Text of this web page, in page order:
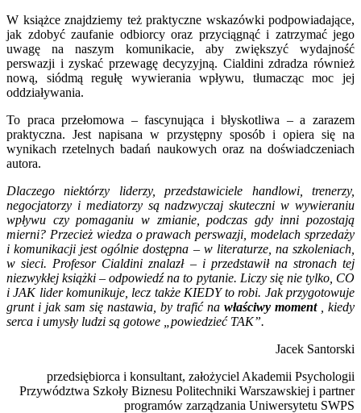
W książce znajdziemy też praktyczne wskazówki podpowiadające,
jak zdobyć zaufanie odbiorcy oraz przyciągnąć i zatrzymać jego
uwagę na naszym komunikacie, aby zwiększyć wydajność
perswazji i zyskać przewagę decyzyjną. Cialdini zdradza również
nową, siódmą regułę wywierania wpływu, tłumacząc moc jej
oddziaływania.
To praca przełomowa – fascynująca i błyskotliwa – a zarazem
praktyczna. Jest napisana w przystępny sposób i opiera się na
wynikach rzetelnych badań naukowych oraz na doświadczeniach
autora.
Dlaczego niektórzy liderzy, przedstawiciele handlowi, trenerzy,
negocjatorzy i mediatorzy są nadzwyczaj skuteczni w wywieraniu
wpływu czy pomaganiu w zmianie, podczas gdy inni pozostają
mierni? Przecież wiedza o prawach perswazji, modelach sprzedaży
i komunikacji jest ogólnie dostępna – w literaturze, na szkoleniach,
w sieci. Profesor Cialdini znalazł ­– i przedstawił na stronach tej
niezwykłej książki – odpowiedź na to pytanie. Liczy się nie tylko, CO
i JAK lider komunikuje, lecz także KIEDY to robi. Jak przygotowuje
grunt i jak sam się nastawia, by trafić na właściwy moment
, kiedy
serca i umysły ludzi są gotowe „powiedzieć TAK”.
Jacek Santorski
przedsiębiorca i konsultant, założyciel Akademii Psychologii
Przywództwa Szkoły Biznesu Politechniki Warszawskiej i partner
programów zarządzania Uniwersytetu SWPS